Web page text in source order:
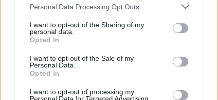
Please note that this website/app uses one or more Google
not limited to your visit or usage behaviour. You may click to
grant or deny consent to Google and its third-party tags to
use your data for below specified purposes in below Google
consent section.
Personal Data Processing Opt Outs
I want to opt-out of the Sharing of my
personal data.
Opted In
I want to opt-out of the Sale of my
Personal Data.
Opted In
I want to opt-out of processing my
ÖSSZELLENZÉK: MATOLCSY GYÖRGY A
WIKIPÉDIA ÁTALAKÍTÁSÁVAL FOGLALKOZIK
2022. március. 24. 20:17
a pártok szakpolitikusai.
VÁRATLAN DÖNTÉS: NAGYOT EMELT AZ
ALAPKAMATON A JEGYBANK
2022. március. 22. 14:25